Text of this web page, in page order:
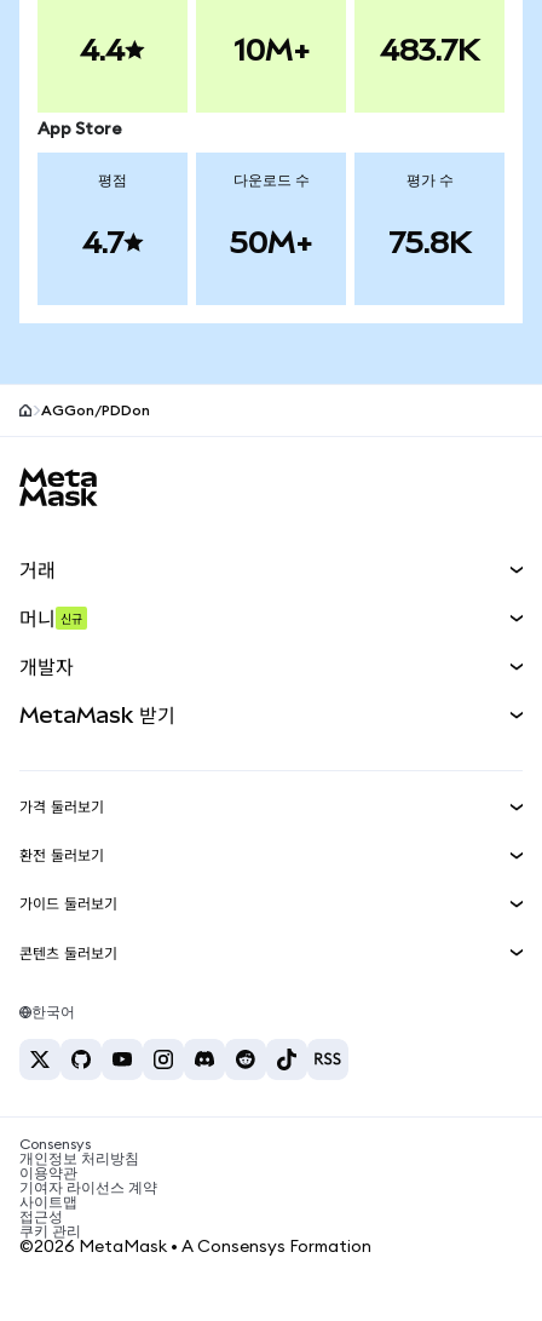
4.4 10M+ 483.7K
App Store
평점
4.7
다운로드 수
50M+
평가 수
75.8K
AGGon/PDDon
거래
무기한 선물
실물자산
머니 신규
개발자
MetaMask Connect
Snaps
웹3 서비스
MetaMask 받기
보안
고객 지원
채용
가격 둘러보기
이더리움 가격
솔라나 가격
테더 가격
환전 둘러보기
ETH를 USD로 환전
USDT를 INR로 환전
BTC를 INR로 환전
ETH를 USDT로 환전
가이드 둘러보기
ETH 매수
USDT 매수
SHIB 매수
BNB 매수
콘텐츠 둘러보기
솔라나 지갑
암호화폐 세금 뉴스
암호화폐 매수 방법
비트코인 매도 방법
한국어
Consensys
개인정보 처리방침
이용약관
기여자 라이선스 계약
사이트맵
접근성
쿠키 관리
©2026 MetaMask • A Consensys Formation